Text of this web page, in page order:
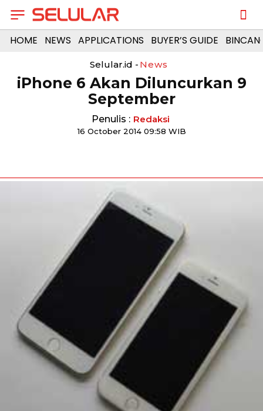
HOME NEWS APPLICATIONS BUYER’S GUIDE
Selular.id - News
iPhone 6 Akan Diluncurkan 9
September
Penulis : Redaksi
16 October 2014 09:58 WIB